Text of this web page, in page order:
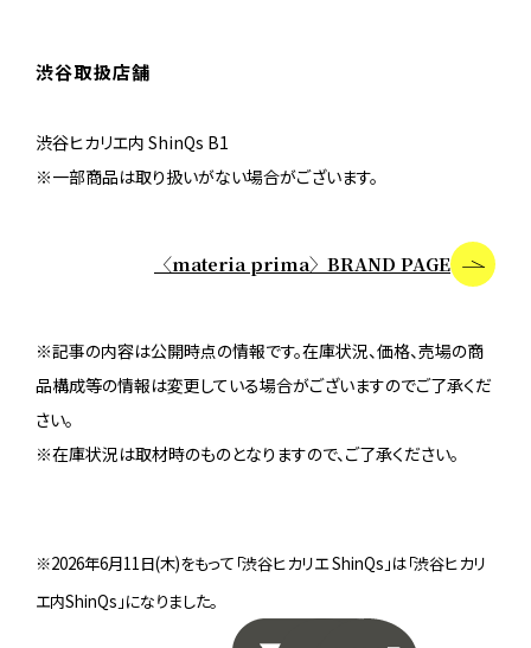
渋谷取扱店舗
渋谷ヒカリエ内 ShinQs B1
※一部商品は取り扱いがない場合がございます。
〈materia prima〉BRAND PAGE
※記事の内容は公開時点の情報です。在庫状況、価格、売場の商
品構成等の情報は変更している場合がございますのでご了承くだ
さい。
※在庫状況は取材時のものとなりますので、ご了承ください。
※2026年6月11日(木)をもって「渋谷ヒカリエ ShinQs」は「渋谷ヒカリ
エ内ShinQs」になりました。